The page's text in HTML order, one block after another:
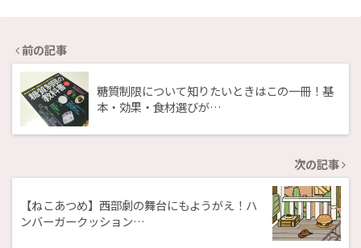
前の記事
糖質制限について知りたいときはこの一冊！基
本・効果・食材選びが…
次の記事
【ねこあつめ】西部劇の舞台にもようがえ！ハ
ンバーガークッション…